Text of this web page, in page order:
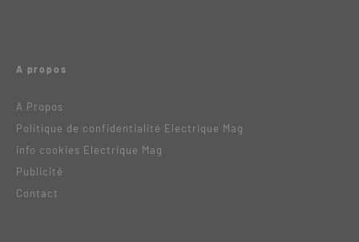
A propos
A Propos
Politique de confidentialité Electrique Mag
info cookies Electrique Mag
Publicité
Contact